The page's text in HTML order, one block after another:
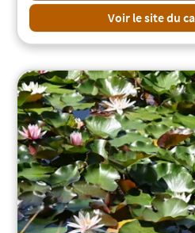
Voir le site du